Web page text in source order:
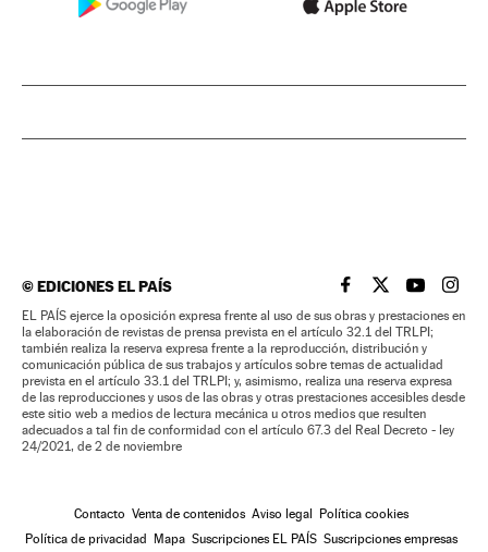
©EDICIONES EL PAÍS EL PAÍS BRASIL EN
EL PAÍSEL PAÍS
EL
EL PAÍS ejerce la oposición expresa frente al uso de sus obras y prestaciones en
la elaboración de revistas de prensa prevista en el artículo 32.1 del TRLPI;
también realiza la reserva expresa frente a la reproducción, distribución y
comunicación pública de sus trabajos y artículos sobre temas de actualidad
prevista en el artículo 33.1 del TRLPI; y, asimismo, realiza una reserva expresa
de las reproducciones y usos de las obras y otras prestaciones accesibles desde
este sitio web a medios de lectura mecánica u otros medios que resulten
adecuados a tal fin de conformidad con el artículo 67.3 del Real Decreto - ley
24/2021, de 2 de noviembre
Contacto Venta de contenidos Aviso legal Política cookies
Política de privacidad Mapa Suscripciones EL PAÍS Suscripciones empresas